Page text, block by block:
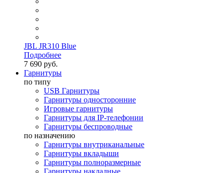
JBL JR310 Blue
Подробнее
7 690 руб.
Гарнитуры
по типу
USB Гарнитуры
Гарнитуры односторонние
Игровые гарнитуры
Гарнитуры для IP-телефонии
Гарнитуры беспроводные
по назначению
Гарнитуры внутриканальные
Гарнитуры вкладыши
Гарнитуры полноразмерные
Гарнитуры накладные